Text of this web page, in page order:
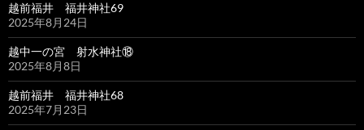
越前福井 福井神社69
2025年8月24日
越中一の宮 射水神社⑱
2025年8月8日
越前福井 福井神社68
2025年7月23日